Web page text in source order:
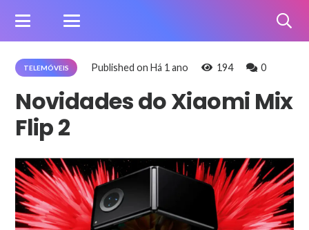
TELEMÓVEIS Published on Há 1 ano 194 0
Novidades do Xiaomi Mix
Flip 2